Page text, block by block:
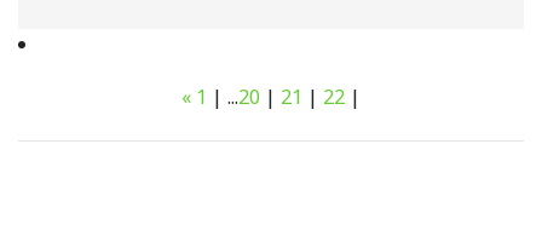
« 1 | ...20 | 21 | 22 |